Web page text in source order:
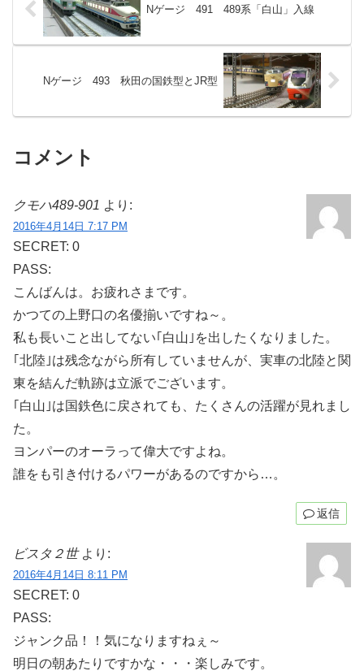
Nゲージ 491 489系「白山」入線
Nゲージ 493 秋田の国鉄型とJR型
コメント
クモハ489-901 より:
2016年4月14日 7:17 PM
SECRET: 0
PASS:
こんばんは。お疲れさまです。
かつての上野口の名優揃いですね～。
私も長いこと出してない｢白山｣を出したくなりました。
｢北陸｣は残念ながら所有していませんが、実車の北陸と関
東を結んだ軌跡は立派でございます。
｢白山｣は国鉄色に戻されても、たくさんの活躍が見れまし
た。
ヨンパーのオーラって偉大ですよね。
誰をも引き付けるパワーがあるのですから…。
返信
ビスタ２世 より:
2016年4月14日 8:11 PM
SECRET: 0
PASS:
ジャンク品！！気になりますねぇ～
明日の朝あたりですかな・・・楽しみです。